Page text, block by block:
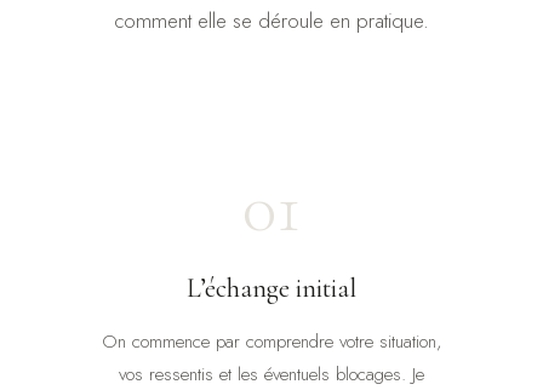
comment elle se déroule en pratique.
01
L’échange initial
On commence par comprendre votre situation,
vos ressentis et les éventuels blocages. Je